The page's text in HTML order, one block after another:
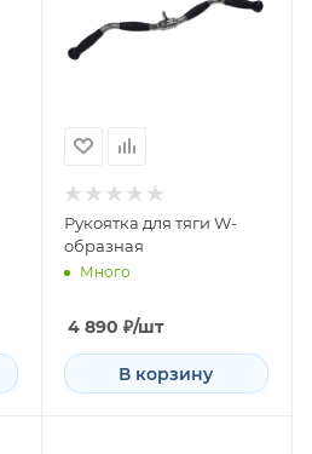
Рукоятка для тяги W-
образная
Много
4 890 ₽/шт
В корзину